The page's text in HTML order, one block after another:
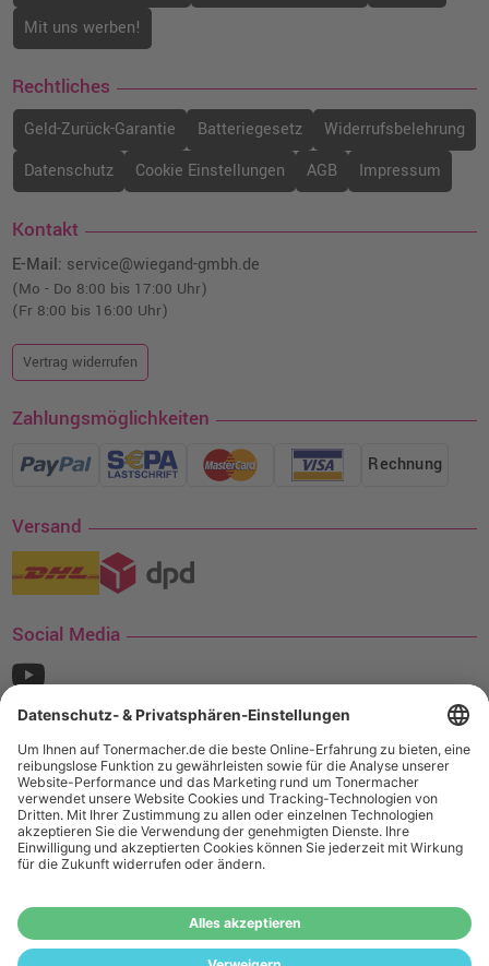
Mit uns werben!
Rechtliches
Geld-Zurück-Garantie Batteriegesetz
Widerrufsbelehrung
Datenschutz
Cookie Einstellungen AGB Impressum
Kontakt
E-Mail: service@wiegand-gmbh.de
(Mo - Do 8:00 bis 17:00 Uhr)
(Fr 8:00 bis 16:00 Uhr)
Vertrag widerrufen
Zahlungsmöglichkeiten
Rechnung
Versand
Social Media
¹ Nur gültig für den Versand innerhalb Deutschlands. Befindet sich ein Warenwert
von mindestens 35€ (inkl. Mwst.) an Ampertec Artikeln in Ihrem Warenkorb, ist der
Versand für Sie kostenfrei.